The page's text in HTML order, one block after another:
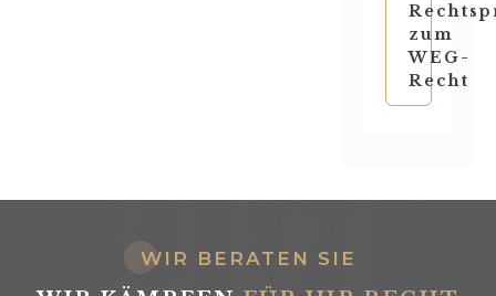
zum
WEG-
Recht
WIR BERATEN SIE